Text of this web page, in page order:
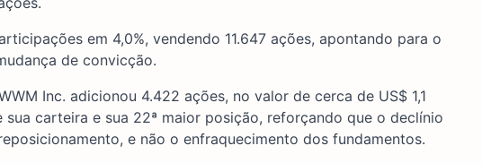
em 4,0%, vendendo 11.647 ações, apontando para o
de convicção.
Inc. adicionou 4.422 ações, no valor de cerca de US$ 1,1
carteira e sua 22ª maior posição, reforçando que o declínio
e não o enfraquecimento dos fundamentos.